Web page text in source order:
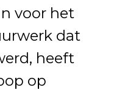
voor het
dat
heeft
op